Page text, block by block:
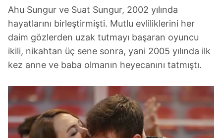
Ahu Sungur ve Suat Sungur, 2002 yılında
hayatlarını birleştirmişti. Mutlu evliliklerini her
daim gözlerden uzak tutmayı başaran oyuncu
ikili, nikahtan üç sene sonra, yani 2005 yılında ilk
kez anne ve baba olmanın heyecanını tatmıştı.